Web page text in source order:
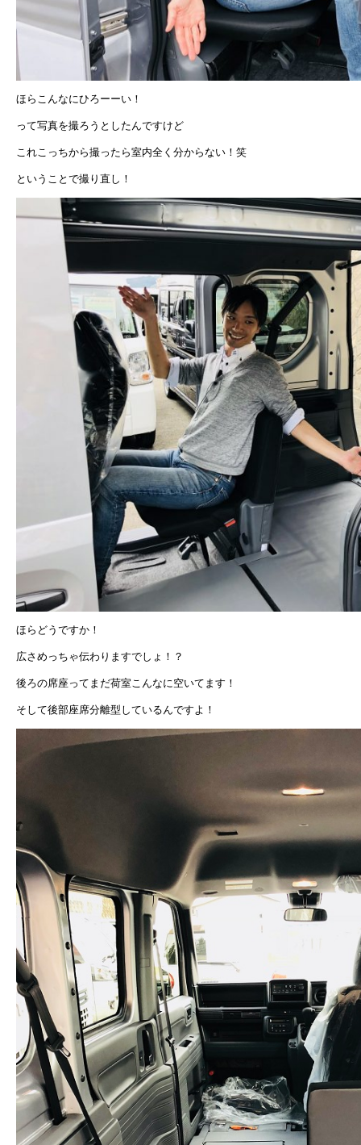
ほらこんなにひろーーい！
って写真を撮ろうとしたんですけど
これこっちから撮ったら室内全く分からない！笑
ということで撮り直し！
ほらどうですか！
広さめっちゃ伝わりますでしょ！？
後ろの席座ってまだ荷室こんなに空いてます！
そして後部座席分離型しているんですよ！